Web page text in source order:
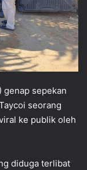
genap sepekan
seorang
ke publik oleh
diduga terlibat